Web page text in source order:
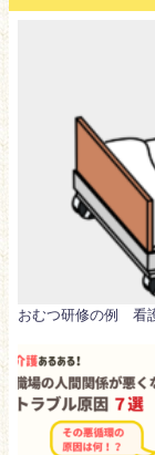
おむつ研修の例 看